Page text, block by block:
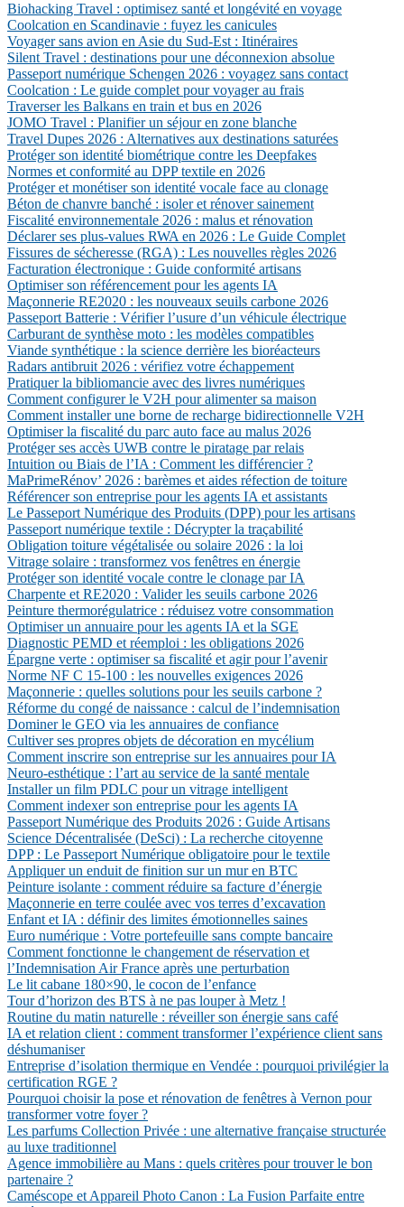
Biohacking Travel : optimisez santé et longévité en voyage
Coolcation en Scandinavie : fuyez les canicules
Voyager sans avion en Asie du Sud-Est : Itinéraires
Silent Travel : destinations pour une déconnexion absolue
Passeport numérique Schengen 2026 : voyagez sans contact
Coolcation : Le guide complet pour voyager au frais
Traverser les Balkans en train et bus en 2026
JOMO Travel : Planifier un séjour en zone blanche
Travel Dupes 2026 : Alternatives aux destinations saturées
Protéger son identité biométrique contre les Deepfakes
Normes et conformité au DPP textile en 2026
Protéger et monétiser son identité vocale face au clonage
Béton de chanvre banché : isoler et rénover sainement
Fiscalité environnementale 2026 : malus et rénovation
Déclarer ses plus-values RWA en 2026 : Le Guide Complet
Fissures de sécheresse (RGA) : Les nouvelles règles 2026
Facturation électronique : Guide conformité artisans
Optimiser son référencement pour les agents IA
Maçonnerie RE2020 : les nouveaux seuils carbone 2026
Passeport Batterie : Vérifier l’usure d’un véhicule électrique
Carburant de synthèse moto : les modèles compatibles
Viande synthétique : la science derrière les bioréacteurs
Radars antibruit 2026 : vérifiez votre échappement
Pratiquer la bibliomancie avec des livres numériques
Comment configurer le V2H pour alimenter sa maison
Comment installer une borne de recharge bidirectionnelle V2H
Optimiser la fiscalité du parc auto face au malus 2026
Protéger ses accès UWB contre le piratage par relais
Intuition ou Biais de l’IA : Comment les différencier ?
MaPrimeRénov’ 2026 : barèmes et aides réfection de toiture
Référencer son entreprise pour les agents IA et assistants
Le Passeport Numérique des Produits (DPP) pour les artisans
Passeport numérique textile : Décrypter la traçabilité
Obligation toiture végétalisée ou solaire 2026 : la loi
Vitrage solaire : transformez vos fenêtres en énergie
Protéger son identité vocale contre le clonage par IA
Charpente et RE2020 : Valider les seuils carbone 2026
Peinture thermorégulatrice : réduisez votre consommation
Optimiser un annuaire pour les agents IA et la SGE
Diagnostic PEMD et réemploi : les obligations 2026
Épargne verte : optimiser sa fiscalité et agir pour l’avenir
Norme NF C 15-100 : les nouvelles exigences 2026
Maçonnerie : quelles solutions pour les seuils carbone ?
Réforme du congé de naissance : calcul de l’indemnisation
Dominer le GEO via les annuaires de confiance
Cultiver ses propres objets de décoration en mycélium
Comment inscrire son entreprise sur les annuaires pour IA
Neuro-esthétique : l’art au service de la santé mentale
Installer un film PDLC pour un vitrage intelligent
Comment indexer son entreprise pour les agents IA
Passeport Numérique des Produits 2026 : Guide Artisans
Science Décentralisée (DeSci) : La recherche citoyenne
DPP : Le Passeport Numérique obligatoire pour le textile
Appliquer un enduit de finition sur un mur en BTC
Peinture isolante : comment réduire sa facture d’énergie
Maçonnerie en terre coulée avec vos terres d’excavation
Enfant et IA : définir des limites émotionnelles saines
Euro numérique : Votre portefeuille sans compte bancaire
Comment fonctionne le changement de réservation et
l’Indemnisation Air France après une perturbation
Le lit cabane 180×90, le cocon de l’enfance
Tour d’horizon des BTS à ne pas louper à Metz !
Routine du matin naturelle : réveiller son énergie sans café
IA et relation client : comment transformer l’expérience client sans
déshumaniser
Entreprise d’isolation thermique en Vendée : pourquoi privilégier la
certification RGE ?
Pourquoi choisir la pose et rénovation de fenêtres à Vernon pour
transformer votre foyer ?
Les parfums Collection Privée : une alternative française structurée
au luxe traditionnel
Agence immobilière au Mans : quels critères pour trouver le bon
partenaire ?
Caméscope et Appareil Photo Canon : La Fusion Parfaite entre